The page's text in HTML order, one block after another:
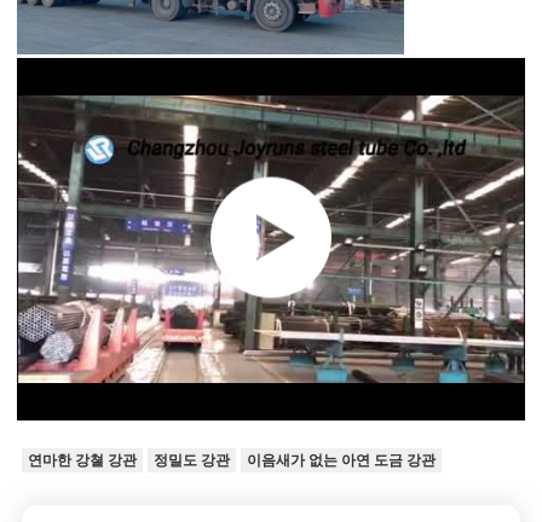
연마한 강쳘 강관 정밀도 강관 이음새가 없는 아연 도금 강관